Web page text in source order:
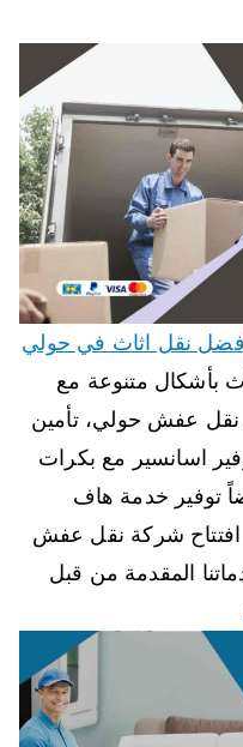
بأشكال متنوعة مع
عفش حولي، تأمين
اسانسير مع بكرات
توفير خدمة هاف
شركة نقل عفش
المقدمة من قبل